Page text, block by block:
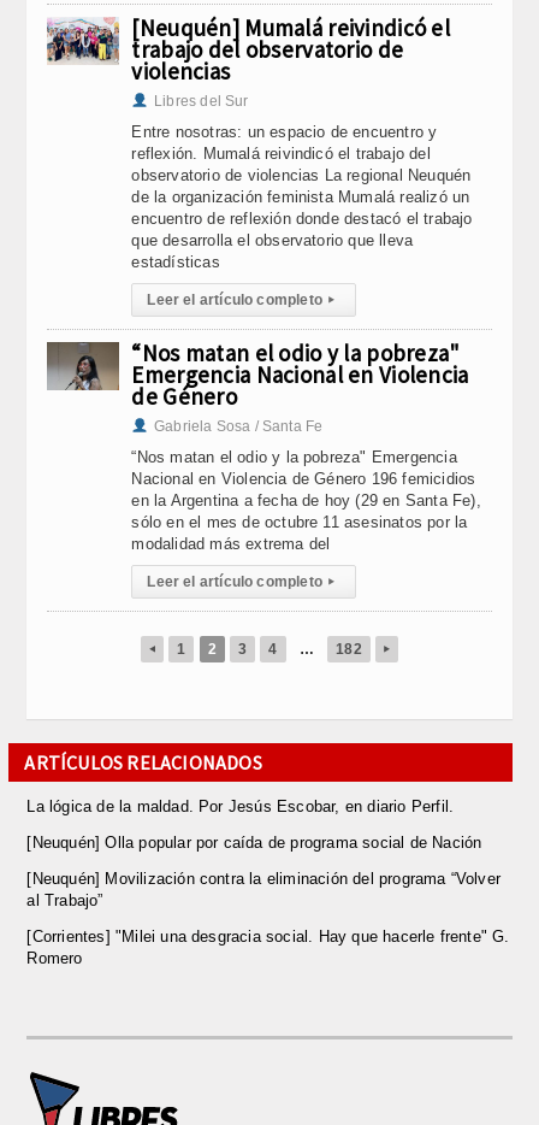
[Neuquén] Mumalá reivindicó el
trabajo del observatorio de
violencias
Libres del Sur
Entre nosotras: un espacio de encuentro y
reflexión. Mumalá reivindicó el trabajo del
observatorio de violencias La regional Neuquén
de la organización feminista Mumalá realizó un
encuentro de reflexión donde destacó el trabajo
que desarrolla el observatorio que lleva
estadísticas
Leer el artículo completo ▸
“Nos matan el odio y la pobreza"
Emergencia Nacional en Violencia
de Género
Gabriela Sosa / Santa Fe
“Nos matan el odio y la pobreza" Emergencia
Nacional en Violencia de Género 196 femicidios
en la Argentina a fecha de hoy (29 en Santa Fe),
sólo en el mes de octubre 11 asesinatos por la
modalidad más extrema del
Leer el artículo completo ▸
◂ 1 2 3 4 … 182 ▸
ARTÍCULOS RELACIONADOS
La lógica de la maldad. Por Jesús Escobar, en diario Perfil.
[Neuquén] Olla popular por caída de programa social de Nación
[Neuquén] Movilización contra la eliminación del programa “Volver
al Trabajo”
[Corrientes] "Milei una desgracia social. Hay que hacerle frente" G.
Romero